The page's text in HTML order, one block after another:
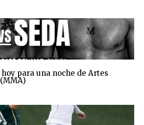
para una noche de Artes